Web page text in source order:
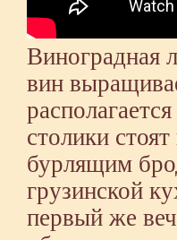
Виноградная
вин
столики
бурлящим
грузинской
первый же